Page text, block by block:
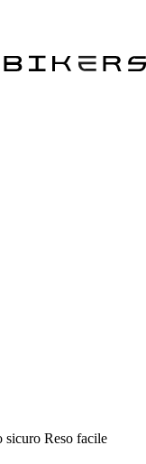
sicuro Reso facile